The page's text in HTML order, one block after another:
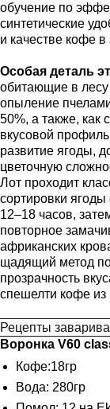
обучение по
синтетические
и качестве кофе в
Особая деталь
обитающие в
опыление
50%, а также, как
вкусовой
развитие ягоды,
цветочную
Лот проходит
сортировки
12–18 часов,
повторное
африканских
щадящий метод
прозрачность
спешелти кофе
Рецепты
Воронка V60
Кофе:18гр
Вода: 280гр